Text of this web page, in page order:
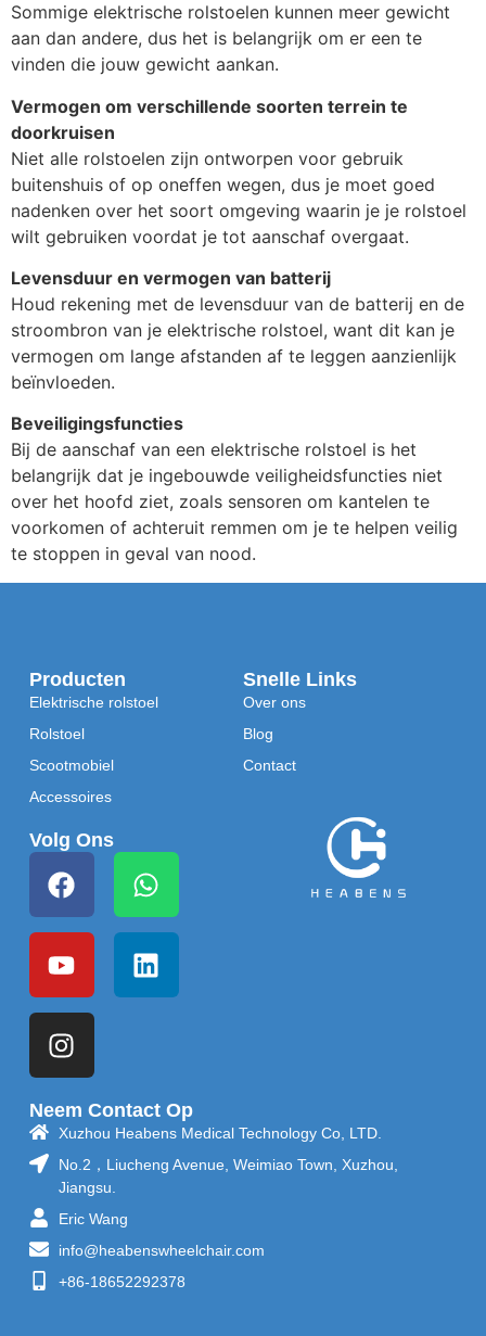
Sommige elektrische rolstoelen kunnen meer gewicht
aan dan andere, dus het is belangrijk om er een te
vinden die jouw gewicht aankan.
Vermogen om verschillende soorten terrein te
doorkruisen
Niet alle rolstoelen zijn ontworpen voor gebruik
buitenshuis of op oneffen wegen, dus je moet goed
nadenken over het soort omgeving waarin je je rolstoel
wilt gebruiken voordat je tot aanschaf overgaat.
Levensduur en vermogen van batterij
Houd rekening met de levensduur van de batterij en de
stroombron van je elektrische rolstoel, want dit kan je
vermogen om lange afstanden af te leggen aanzienlijk
beïnvloeden.
Beveiligingsfuncties
Bij de aanschaf van een elektrische rolstoel is het
belangrijk dat je ingebouwde veiligheidsfuncties niet
over het hoofd ziet, zoals sensoren om kantelen te
voorkomen of achteruit remmen om je te helpen veilig
te stoppen in geval van nood.
Neem Contact Op
Xuzhou Heabens Medical Technology Co, LTD.
No.2，Liucheng Avenue, Weimiao Town, Xuzhou,
Jiangsu.
Eric Wang
info@heabenswheelchair.com
+86-18652292378
Producten
Elektrische rolstoel
Rolstoel
Scootmobiel
Accessoires
Snelle Links
Over ons
Blog
Contact
Volg Ons